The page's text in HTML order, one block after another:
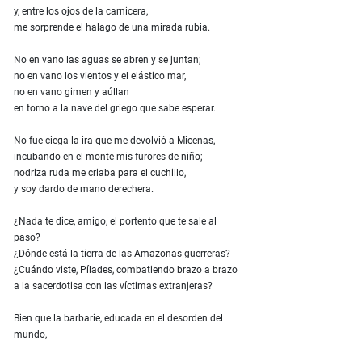
y, entre los ojos de la carnicera,
me sorprende el halago de una mirada rubia.
No en vano las aguas se abren y se juntan;
no en vano los vientos y el elástico mar,
no en vano gimen y aúllan
en torno a la nave del griego que sabe esperar.
No fue ciega la ira que me devolvió a Micenas,
incubando en el monte mis furores de niño;
nodriza ruda me criaba para el cuchillo,
y soy dardo de mano derechera.
¿Nada te dice, amigo, el portento que te sale al
paso?
¿Dónde está la tierra de las Amazonas guerreras?
¿Cuándo viste, Pílades, combatiendo brazo a brazo
a la sacerdotisa con las víctimas extranjeras?
Bien que la barbarie, educada en el desorden del
mundo,